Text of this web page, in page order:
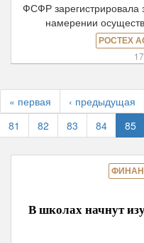
ФСФР
намерении
РОСТЕХ
« первая ‹ предыдущая
81
82 83 84 85
В школах начнут